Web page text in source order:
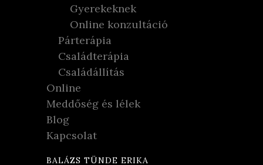
Gyerekeknek
Online konzultáció
Párterápia
Családterápia
Családállítás
Online
Meddőség és lélek
Blog
Kapcsolat
BALÁZS TÜNDE ERIKA